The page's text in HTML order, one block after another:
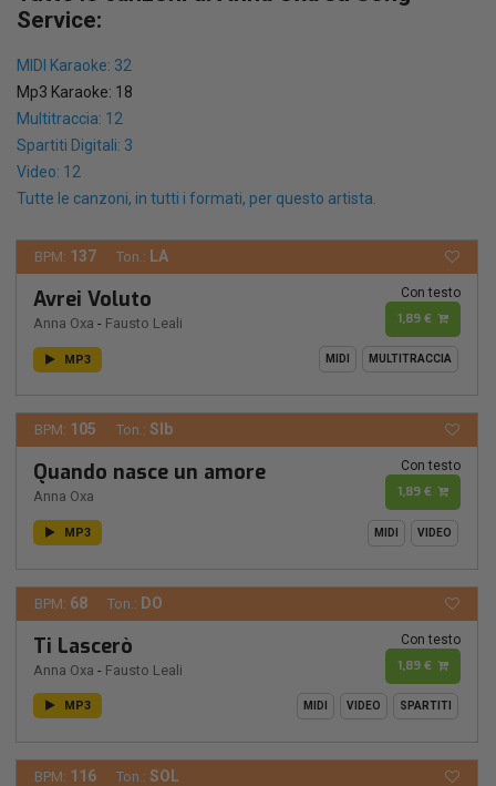
Service:
MIDI Karaoke: 32
Mp3 Karaoke: 18
Multitraccia: 12
Spartiti Digitali: 3
Video: 12
Tutte le canzoni, in tutti i formati, per questo artista.
BPM: 137 Ton.: LA
Avrei Voluto
Anna Oxa - Fausto Leali
Con testo
1,89 €
MP3 MIDI MULTITRACCIA
BPM: 105 Ton.: SIb
Quando nasce un amore
Anna Oxa
Con testo
1,89 €
MP3 MIDI VIDEO
BPM: 68 Ton.: DO
Ti Lascerò
Anna Oxa - Fausto Leali
Con testo
1,89 €
MP3 MIDI VIDEO SPARTITI
BPM: 116 Ton.: SOL